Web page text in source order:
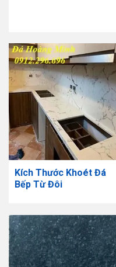
Kích Thước Khoét Đá
Bếp Từ Đôi